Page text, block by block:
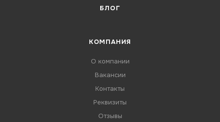
БЛОГ
КОМПАНИЯ
О компании
Вакансии
Контакты
Реквизиты
Отзывы